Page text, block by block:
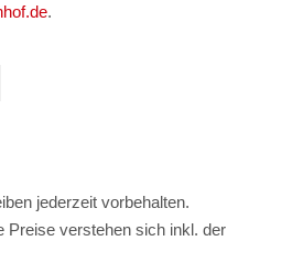
.
jederzeit vorbehalten.
Preise verstehen sich inkl. der